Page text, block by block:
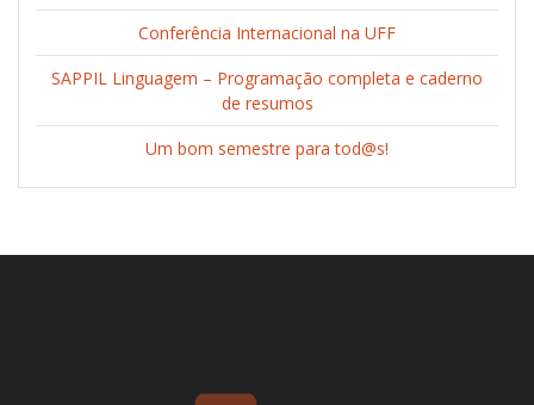
Conferência Internacional na UFF
SAPPIL Linguagem – Programação completa e caderno
de resumos
Um bom semestre para tod@s!